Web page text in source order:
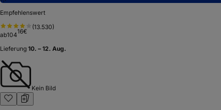
Empfehlenswert
(13.530)
ab10416€
Lieferung 10. – 12. Aug.
Kein Bild